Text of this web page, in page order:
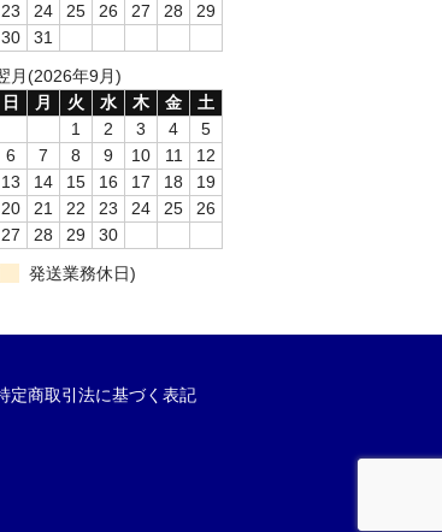
23
24 25 26 27 28
29
30
31
月(2026年9月)
日
月 火 水 木 金
土
1
2 3 4
5
6
7 8 9 10 11
12
13
14 15 16 17 18
19
20
21 22 23 24 25
26
27
28 29
30
発送業務休日)
定商取引法に基づく表記